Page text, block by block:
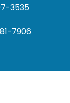
3535
7906